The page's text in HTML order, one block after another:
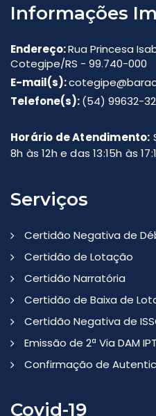
Informações
Endereço:Rua Princesa
Cotegipe/RS - 99.740-000
E-mail(s):
Telefone(s):(54) 99632-
Horário de Atendimento:
8h às 12h e das 13:15h às
Serviços
Certidão Negativa de
Certidão de Lotação
Certidão Narratória
Certidão de Baixa de
Certidão Negativa de
Emissão de 2ª Via DAM
Confirmação de
Covid-19